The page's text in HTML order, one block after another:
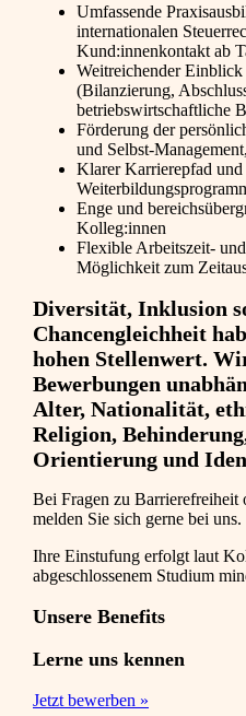
Umfassende
internationalen
Kund:innenkontakt ab
Weitreichender
(Bilanzierung,
betriebswirtschaftliche
Förderung der
und Selbst-
Klarer Karrierepfad und
Enge und
Kolleg:innen
Flexible Arbeitszeit-
Möglichkeit zum
Diversität, Inklusion
Chancengleichheit
hohen Stellenwert.
Bewerbungen
Alter, Nationalität,
Religion,
Orientierung und
Bei Fragen zu
melden Sie sich gerne bei uns.
Ihre Einstufung erfolgt laut
abgeschlossenem Studium
Unsere Benefits
Lerne uns kennen
Jetzt bewerben »